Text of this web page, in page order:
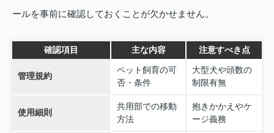
ールを事前に確認しておくことが欠かせません。
確認項目 主な内容 注意すべき点
管理規約
ペット飼育の可
否・条件
大型犬や頭数の
制限有無
使用細則
共用部での移動
方法
抱きかかえやケ
ージ義務